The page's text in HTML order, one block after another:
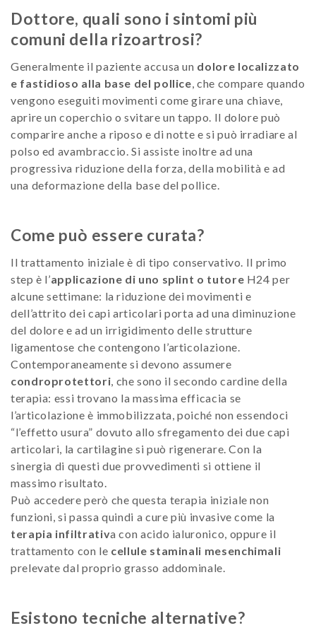
Dottore, quali sono i sintomi più
comuni della rizoartrosi?
Generalmente il paziente accusa un dolore localizzato
e fastidioso alla base del pollice, che compare quando
vengono eseguiti movimenti come girare una chiave,
aprire un coperchio o svitare un tappo. Il dolore può
comparire anche a riposo e di notte e si può irradiare al
polso ed avambraccio. Si assiste inoltre ad una
progressiva riduzione della forza, della mobilità e ad
una deformazione della base del pollice.
Come può essere curata?
Il trattamento iniziale è di tipo conservativo. Il primo
step è l’applicazione di uno splint o tutore H24 per
alcune settimane: la riduzione dei movimenti e
dell’attrito dei capi articolari porta ad una diminuzione
del dolore e ad un irrigidimento delle strutture
ligamentose che contengono l’articolazione.
Contemporaneamente si devono assumere
condroprotettori, che sono il secondo cardine della
terapia: essi trovano la massima efficacia se
l’articolazione è immobilizzata, poiché non essendoci
“l’effetto usura” dovuto allo sfregamento dei due capi
articolari, la cartilagine si può rigenerare. Con la
sinergia di questi due provvedimenti si ottiene il
massimo risultato.
Può accedere però che questa terapia iniziale non
funzioni, si passa quindi a cure più invasive come la
terapia infiltrativa con acido ialuronico, oppure il
trattamento con le cellule staminali mesenchimali
prelevate dal proprio grasso addominale.
Esistono tecniche alternative?